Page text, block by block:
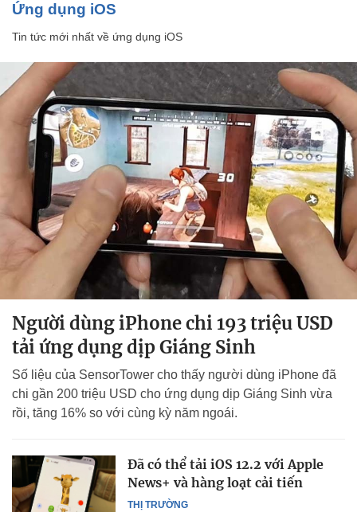
ứng dụng iOS
Tin tức mới nhất về ứng dụng iOS
Người dùng iPhone chi 193 triệu USD
tải ứng dụng dịp Giáng Sinh
Số liệu của SensorTower cho thấy người dùng iPhone đã
chi gần 200 triệu USD cho ứng dụng dịp Giáng Sinh vừa
rồi, tăng 16% so với cùng kỳ năm ngoái.
THỊ TRƯỜNG
Đã có thể tải iOS 12.2 với Apple
News+ và hàng loạt cải tiến